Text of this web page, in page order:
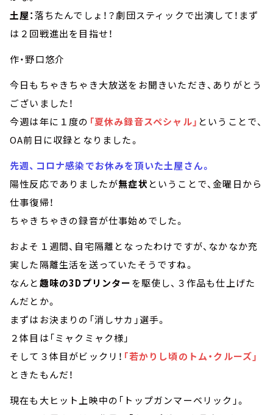
土屋：落ちたんでしょ！？劇団スティックで出演して！まず
は２回戦進出を目指せ！
作・野口悠介
今日もちゃきちゃき大放送をお聞きいただき、ありがとう
ございました！
今週は年に１度の 「夏休み録音スペシャル」 ということで、
OA前日に収録となりました。
先週、コロナ感染でお休みを頂いた土屋さん。
陽性反応でありましたが無症状ということで、金曜日から
仕事復帰！
ちゃきちゃきの録音が仕事始めでした。
およそ１週間、自宅隔離となったわけですが、なかなか充
実した隔離生活を送っていたそうですね。
なんと趣味の3Dプリンターを駆使し、３作品も仕上げた
んだとか。
まずはお決まりの「消しサカ」選手。
２体目は「ミャクミャク様」
そして３体目がビックリ！ 「若かりし頃のトム・クルーズ」
ときたもんだ！
現在も大ヒット上映中の「トップガンマーベリック」。